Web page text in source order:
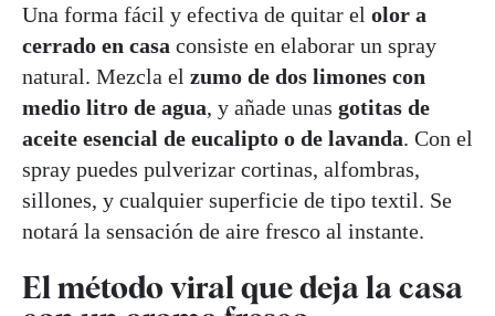
Una forma fácil y efectiva de quitar el olor a
cerrado en casa consiste en elaborar un spray
natural. Mezcla el zumo de dos limones con
medio litro de agua, y añade unas gotitas de
aceite esencial de eucalipto o de lavanda. Con el
spray puedes pulverizar cortinas, alfombras,
sillones, y cualquier superficie de tipo textil. Se
notará la sensación de aire fresco al instante.
El método viral que deja la casa